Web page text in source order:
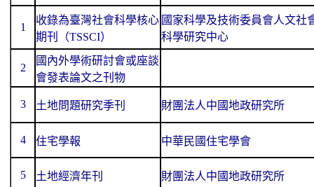
1
收錄為臺灣社會科學核心
期刊（TSSCI）
國家科學及技術委員會人文社
科學研究中心
2
國內外學術研討會或座談
會發表論文之刊物
3 土地問題研究季刊 財團法人中國地政研究所
4 住宅學報 中華民國住宅學會
5 土地經濟年刊 財團法人中國地政研究所